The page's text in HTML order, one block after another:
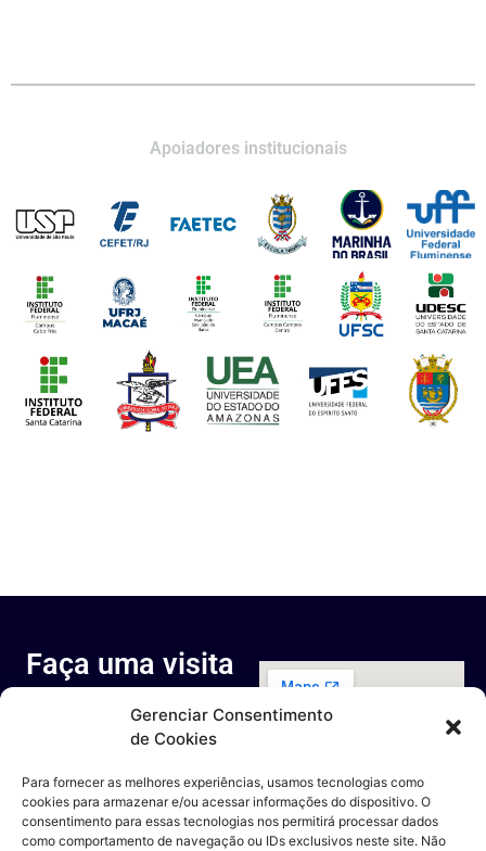
Gerenciar Consentimento
de Cookies
Para fornecer as melhores experiências, usamos tecnologias como
cookies para armazenar e/ou acessar informações do dispositivo. O
consentimento para essas tecnologias nos permitirá processar dados
como comportamento de navegação ou IDs exclusivos neste site. Não
Apoiadores institucionais
Faça uma visita
ao nosso
espaço
Rua Octávio Cantanhede, 817-
Universidade Federal do Rio de
Janeiro, Rio de Janeiro - RJ
Entre em contato